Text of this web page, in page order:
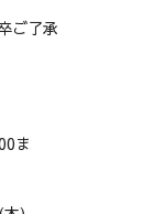
ご了承
ま